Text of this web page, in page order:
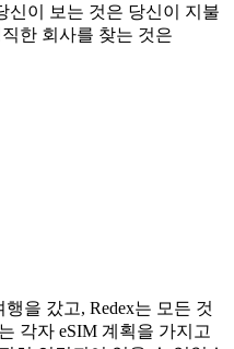
신이 보는 것은 당신이 지불
한 회사를 찾는 것은
을 갔고, Redex는 모든 것
각자 eSIM 계획을 가지고